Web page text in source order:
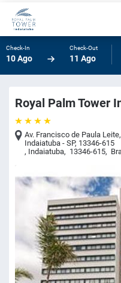
Check-In
10 Ago
Check-Out
11 Ago
Royal Palm Tower
Av. Francisco de Paula
Indaiatuba - SP, 13346-615
, Indaiatuba, 13346-615,